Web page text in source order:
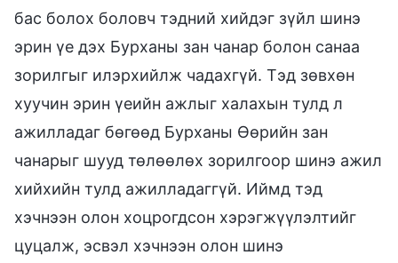
бас болох боловч тэдний хийдэг зүйл шинэ
эрин үе дэх Бурханы зан чанар болон санаа
зорилгыг илэрхийлж чадахгүй. Тэд зөвхөн
хуучин эрин үеийн ажлыг халахын тулд л
ажилладаг бөгөөд Бурханы Өөрийн зан
чанарыг шууд төлөөлөх зорилгоор шинэ ажил
хийхийн тулд ажилладаггүй. Иймд тэд
хэчнээн олон хоцрогдсон хэрэгжүүлэлтийг
цуцалж, эсвэл хэчнээн олон шинэ